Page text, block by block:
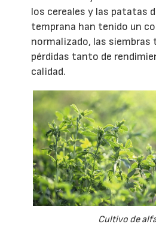
los cereales y las patatas
temprana han tenido un
normalizado, las siembras
pérdidas tanto de
calidad.
Cultivo de